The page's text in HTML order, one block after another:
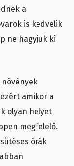
a
is kedvelik
ne hagyjuk ki
növények
amikor a
olyan helyet
megfelelő.
órák